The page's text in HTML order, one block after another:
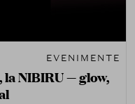
EVENIMENTE
la NIBIRU — glow,